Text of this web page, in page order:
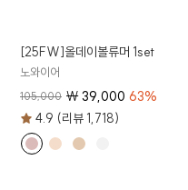
[25FW]올데이볼류머 1set
노와이어
105,000 ₩39,000 63%
4.9 (리뷰 1,718)